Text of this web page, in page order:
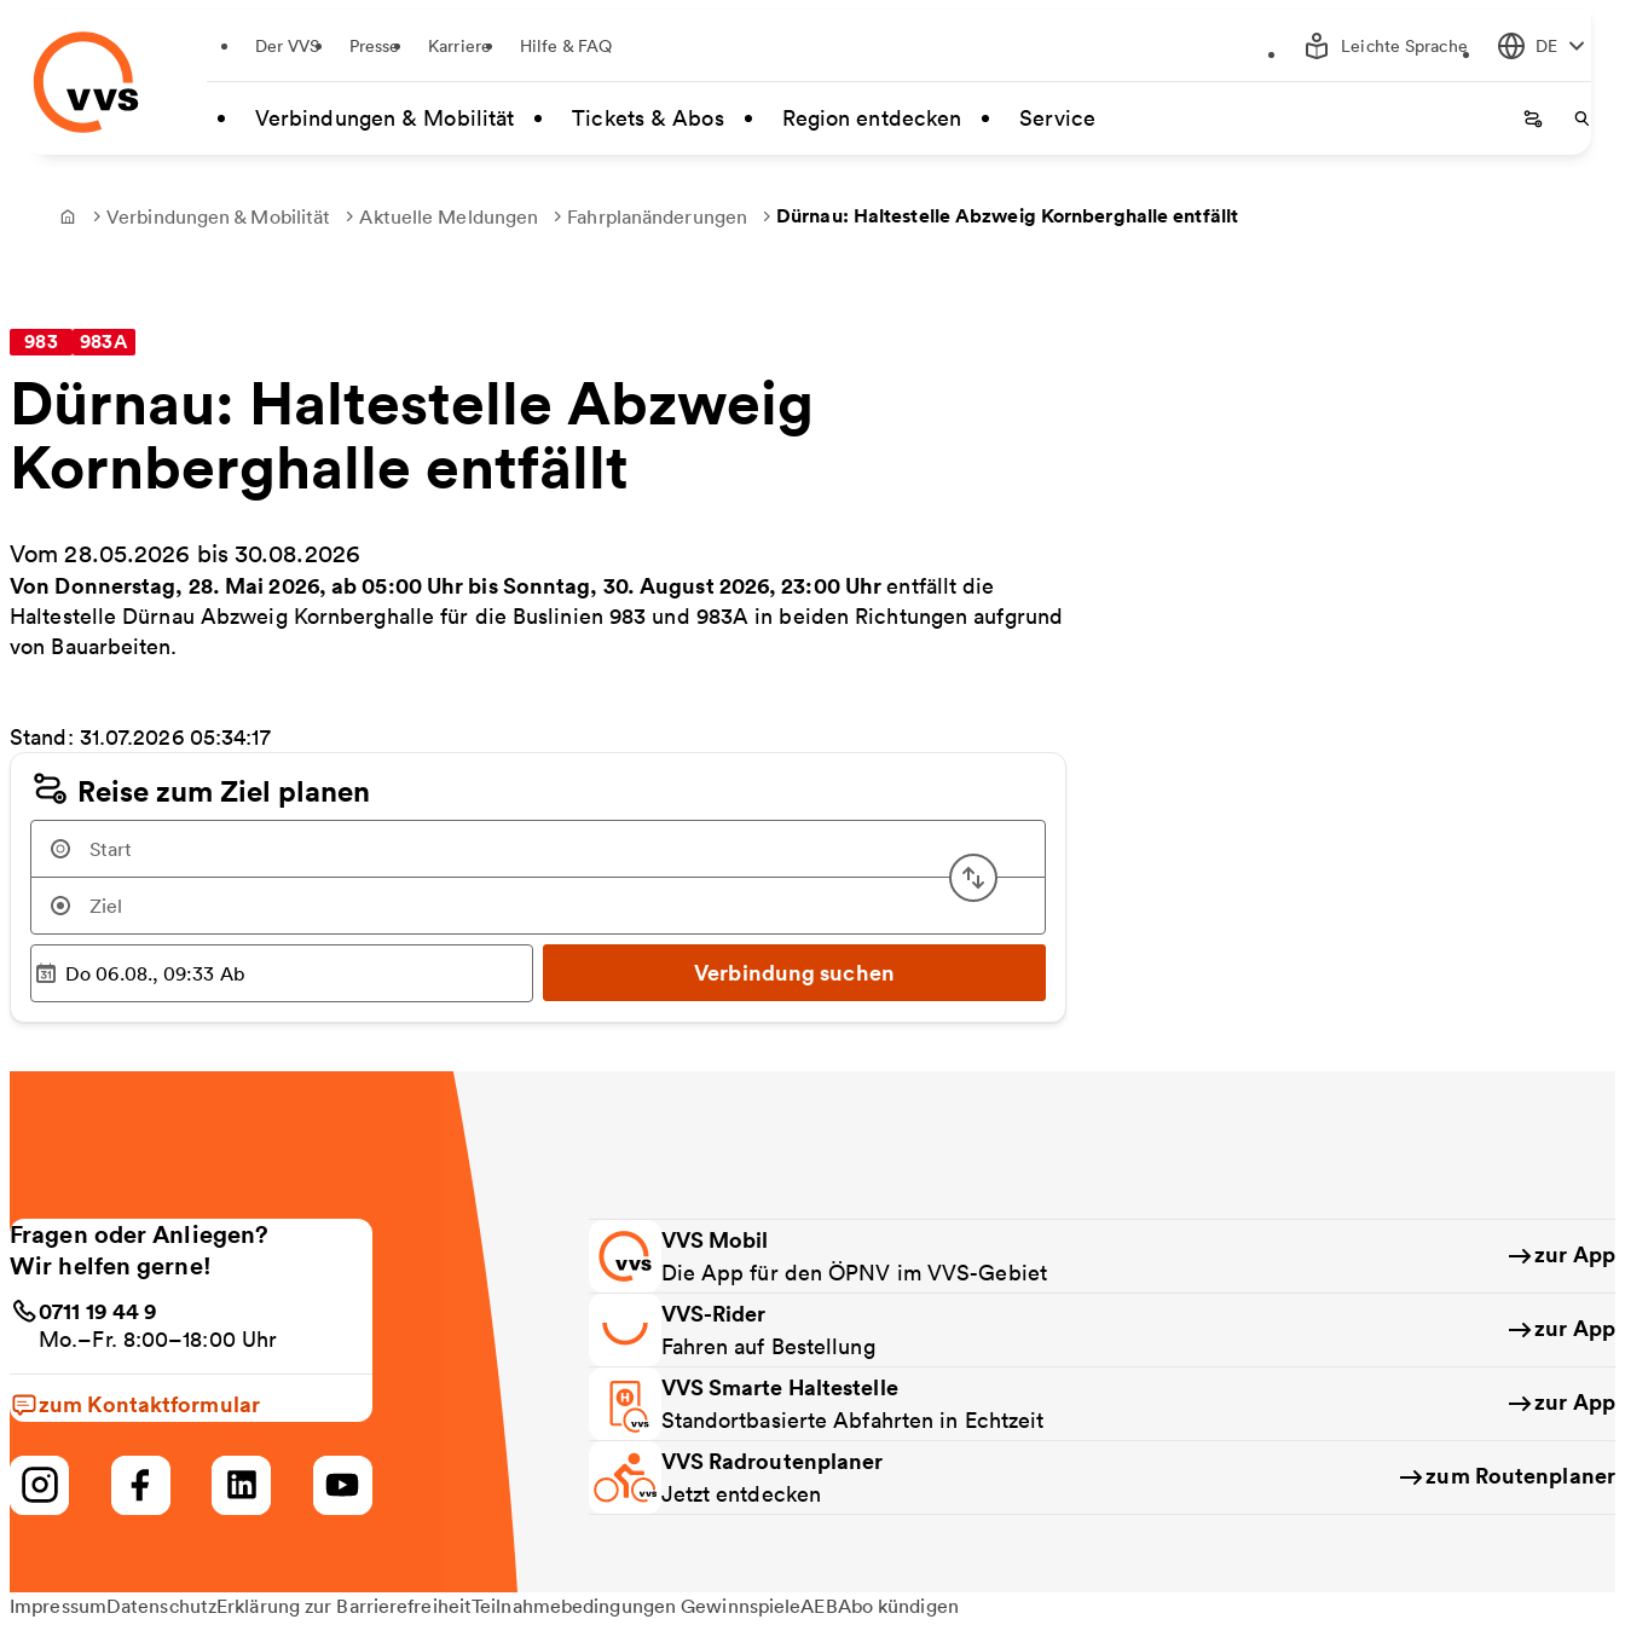
Zum Hauptinhalt springen
Der VVS Presse Karriere Hilfe & FAQ Leichte Sprache DE
Verbindungen & Mobilität Tickets & Abos Region entdecken Service Startseite
Frontpage
Verbindungen & Mobilität Aktuelle Meldungen Fahrplanänderungen Dürnau: Haltestelle Abzweig Kornberghalle entfällt
983 983A
Dürnau: Haltestelle Abzweig
Kornberghalle entfällt
Vom 28.05.2026 bis 30.08.2026
Von Donnerstag, 28. Mai 2026, ab 05:00 Uhr bis Sonntag, 30. August 2026, 23:00 Uhrentfällt die
Haltestelle Dürnau Abzweig Kornberghalle für die Buslinien 983 und 983A in beiden Richtungen aufgrund
von Bauarbeiten.
Stand: 31.07.2026 05:34:17
Reise zum Ziel planen
Start und Ziel umdrehen
Ausgewählter Zeitpunkt
Do 06.08., 09:33 Ab Verbindung suchen
Fragen oder Anliegen?
Wir helfen gerne!
0711 19 44 9
Mo.–Fr. 8:00–18:00 Uhr
zum Kontaktformular
VVS Mobil
Die App für den ÖPNV im VVS-Gebiet
zur App
VVS-Rider
Fahren auf Bestellung
zur App
VVS Smarte Haltestelle
Standortbasierte Abfahrten in Echtzeit
zur App
VVS Radroutenplaner
Jetzt entdecken
zum Routenplaner
ImpressumDatenschutzErklärung zur BarrierefreiheitTeilnahmebedingungen GewinnspieleAEBAbo kündigen